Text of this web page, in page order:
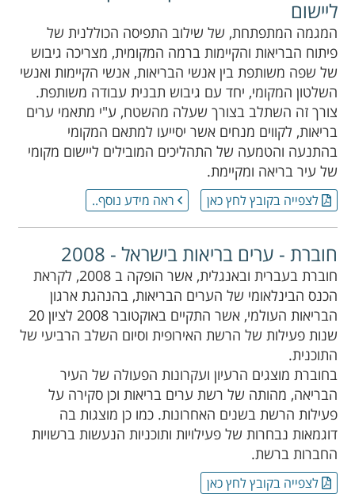
ליישום
המגמה המתפתחת, של שילוב התפיסה הכוללנית של
פיתוח הבריאות והקיימות ברמה המקומית, מצריכה גיבוש
של שפה משותפת בין אנשי הבריאות, אנשי הקיימות ואנשי
השלטון המקומי, יחד עם גיבוש תבנית עבודה משותפת.
צורך זה השתלב בצורך שעלה מהשטח, ע"י מתאמי ערים
בריאות, לקווים מנחים אשר יסייעו למתאם המקומי
בהתנעה והטמעה של התהליכים המובילים ליישום מקומי
של עיר בריאה ומקיימת.
לצפייה בקובץ לחץ כאן ראה מידע נוסף..
חוברת - ערים בריאות בישראל - 2008
חוברת בעברית ובאנגלית, אשר הופקה ב 2008, לקראת
הכנס הבינלאומי של הערים הבריאות, בהנהגת ארגון
הבריאות העולמי, אשר התקיים באוקטובר 2008 לציון 20
שנות פעילות של הרשת האירופית וסיום השלב הרביעי של
התוכנית.
בחוברת מוצגים הרעיון ועקרונות הפעולה של העיר
הבריאה, מהותה של רשת ערים בריאות וכן סקירה על
פעילות הרשת בשנים האחרונות. כמו כן מוצגות בה
דוגמאות נבחרות של פעילויות ותוכניות הנעשות ברשויות
החברות ברשת.
לצפייה בקובץ לחץ כאן